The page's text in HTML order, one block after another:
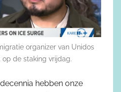
organizer van Unidos
op de staking vrijdag.
hebben onze